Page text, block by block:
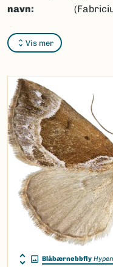
Vis mer
navn:
Synonymer:
Bokmål:blåbærnebbfly
Nynorsk:
Nordsamisk/
Vitenskapelig navn ID:
Takson ID:30421
Gå til Nortaxa for
Blåbærnebbfly